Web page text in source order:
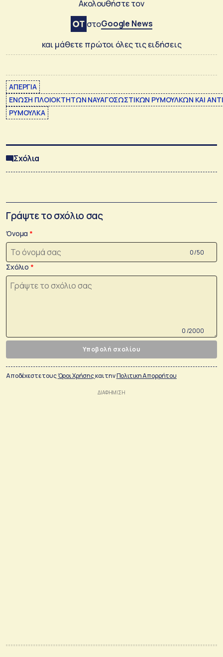
Ακολουθήστε τον
στοGoogle News
και μάθετε πρώτοι όλες τις ειδήσεις
ΑΠΕΡΓΙΑ
ΕΝΩΣΗ ΠΛΟΙΟΚΤΗΤΩΝ ΝΑΥΑΓΟΣΩΣΤΙΚΩΝ ΡΥΜΟΥΛΚΩΝ ΚΑΙ
ΡΥΜΟΥΛΚΑ
Σχόλια
Γράψτε το σχόλιο σας
Όνομα
0 /50
Σχόλιο
0 /2000
Υποβολή σχολίου
Αποδέχεστε τουςΌροι Χρήσηςκαι τηνΠολιτικη Απορρήτου